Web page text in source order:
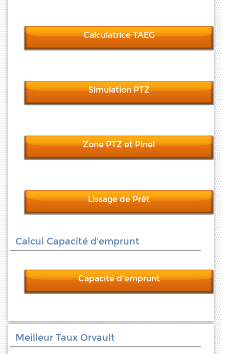
Calculatrice TAEG
Simulation PTZ
Zone PTZ et Pinel
Lissage de Prêt
Calcul Capacité d'emprunt
Capacité d'emprunt
Meilleur Taux Orvault